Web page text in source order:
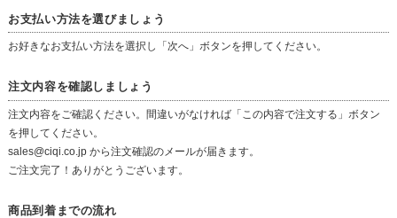
お支払い方法を選びましょう
お好きなお支払い方法を選択し「次へ」ボタンを押してください。
注文内容を確認しましょう
注文内容をご確認ください。間違いがなければ「この内容で注文する」ボタン
を押してください。
sales@ciqi.co.jp から注文確認のメールが届きます。
ご注文完了！ありがとうございます。
商品到着までの流れ